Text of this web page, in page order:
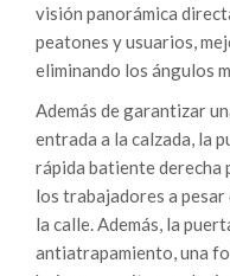
visión panorámica
peatones y usuarios,
eliminando los ángulos
Además de garantizar
entrada a la calzada, la
rápida batiente derecha
los trabajadores a
la calle. Además, la
antiatrapamiento, una